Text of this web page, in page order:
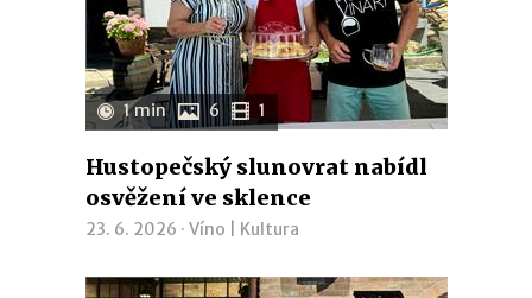
1 min 6 1
Hustopečský slunovrat nabídl
osvěžení ve sklence
23. 6. 2026 · Víno Kultura